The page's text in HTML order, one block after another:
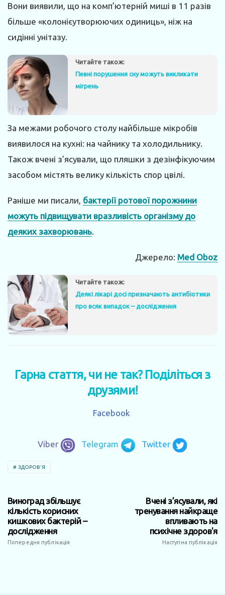
Вони виявили, що на комп’ютерній миші в 11 разів
більше «колонієутворюючих одиниць», ніж на
сидінні унітазу.
Читайте також:
Певні порушення сну можуть викликати
мігрень
За межами робочого столу найбільше мікробів
виявилося на кухні: на чайнику та холодильнику.
Також вчені з’ясували, що пляшки з дезінфікуючим
засобом містять велику кількість спор цвілі.
Раніше ми писали, бактерії ротової порожнини
можуть підвищувати вразливість організму до
деяких захворювань
Джерело: Med Oboz
Читайте також:
Деякі лікарі досі призначають антибіотики
про всяк випадок – дослідження
Гарна стаття, чи не так? Поділіться з
друзями!
Facebook
Viber Telegram Twitter
ЗДОРОВ'Я
Виноград збільшує
кількість корисних
кишкових бактерій –
дослідження
Попередня публікація
Вчені з’ясували, які
тренування найкраще
впливають на
психічне здоров'я
Наступна публікація